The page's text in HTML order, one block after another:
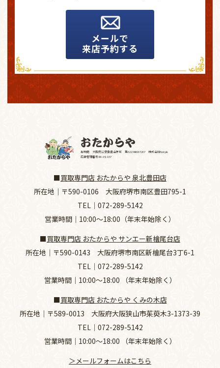
メールで
来店予約する
古物商 大阪府公安委員会許可 第62234R067267 株式会社Nstyle
広告管理番号 R6-9S 037
■買取専門店 おたからや 泉北豊田店
所在地｜ 〒590-0106 大阪府堺市南区豊田795-1
TEL｜ 072-289-5142
営業時間｜10:00～18:00（年末年始除く）
■買取専門店 おたからや サンエー新檜尾台店
所在地｜ 〒590-0143 大阪府堺市南区新檜尾台3丁6-1
TEL｜ 072-289-5142
営業時間｜10:00～18:00 （年末年始除く）
■買取専門店 おたからや くみの木店
所在地｜ 〒589-0013 大阪府大阪狭山市茱萸木3-1373-39
TEL｜ 072-289-5142
営業時間｜10:00～18:00 （年末年始除く）
＞メールフォームはこちら